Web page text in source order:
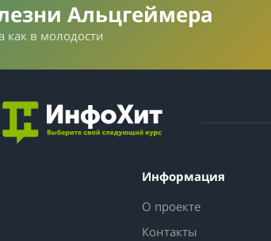
Альцгеймера
как в молодости
Информация
О проекте
Контакты